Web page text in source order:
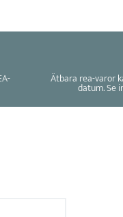
Ätbara rea-varor
datum. Se